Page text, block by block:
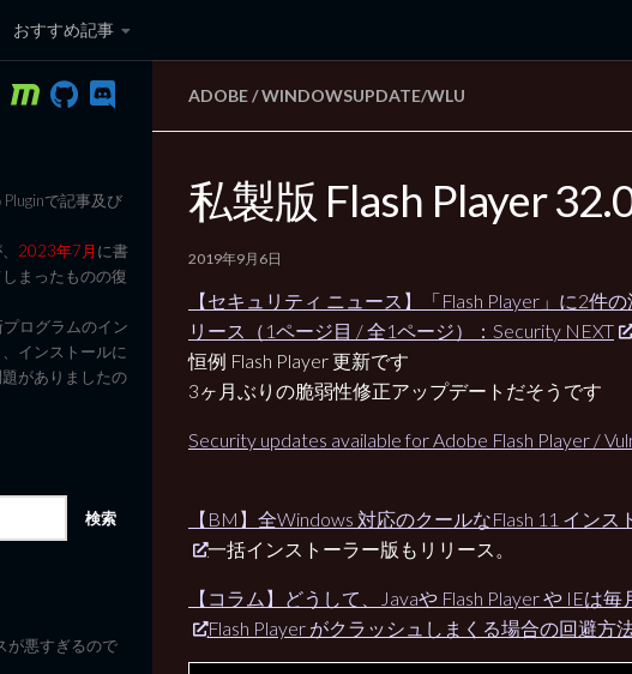
おすすめ記事
ンピュータ日記 3rd Edition
ADOBE/WINDOWSUPDATE/WLU
私製版 Flash Player
2019年9月6日
【セキュリティ ニュース】「Flash Player」に2件
リース（1ページ目 / 全1ページ）：Security NEXT
恒例 Flash Player 更新です
3ヶ月ぶりの脆弱性修正アップデートだそうです
Security updates available for Adobe Flash Player /
【BM】全Windows 対応のクールなFlash 11 インス
一括インストーラー版もリリース。
【コラム】どうして、Javaや Flash Player や IEは
Flash Player がクラッシュしまくる場合の回避方
Pluginで記事及び
2023年7月に書
まったものの復
ログラムのイン
インストールに
がありましたの
が悪すぎるので